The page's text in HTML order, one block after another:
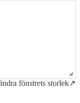
fönstrets storlek↗